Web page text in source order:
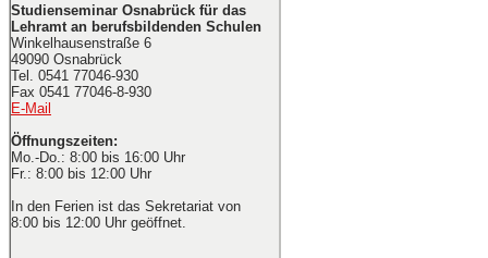
Studienseminar Osnabrück für das
Lehramt an berufsbildenden Schulen
Winkelhausenstraße 6
49090 Osnabrück
Tel. 0541 77046-930
Fax 0541 77046-8-930
E-Mail
Öffnungszeiten:
Mo.-Do.: 8:00 bis 16:00 Uhr
Fr.: 8:00 bis 12:00 Uhr
In den Ferien ist das Sekretariat von
8:00 bis 12:00 Uhr geöffnet.